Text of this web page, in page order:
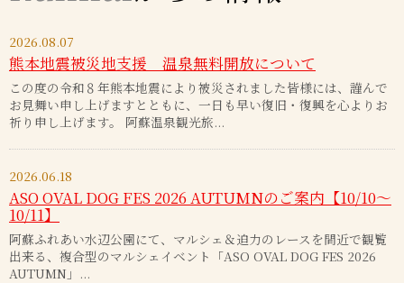
2026.08.07
熊本地震被災地支援 温泉無料開放について
この度の令和８年熊本地震により被災されました皆様には、謹んで
お見舞い申し上げますとともに、一日も早い復旧・復興を心よりお
祈り申し上げます。 阿蘇温泉観光旅...
2026.06.18
ASO OVAL DOG FES 2026 AUTUMNのご案内【10/10～
10/11】
阿蘇ふれあい水辺公園にて、マルシェ＆迫力のレースを間近で観覧
出来る、複合型のマルシェイベント「ASO OVAL DOG FES 2026
AUTUMN」...